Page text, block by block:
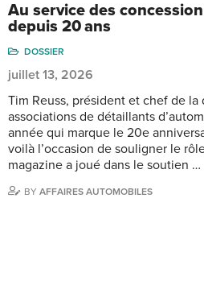
Au service des
depuis 20 ans
DOSSIER
juillet 13, 2026
Tim Reuss, président et chef de
associations de détaillants
année qui marque le 20e
voilà l’occasion de souligner le
magazine a joué dans le soutien …
BY AFFAIRES AUTOMOBILES